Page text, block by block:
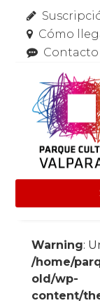
Cómo
Contacto
Warning:
/home/
old/wp-
content/